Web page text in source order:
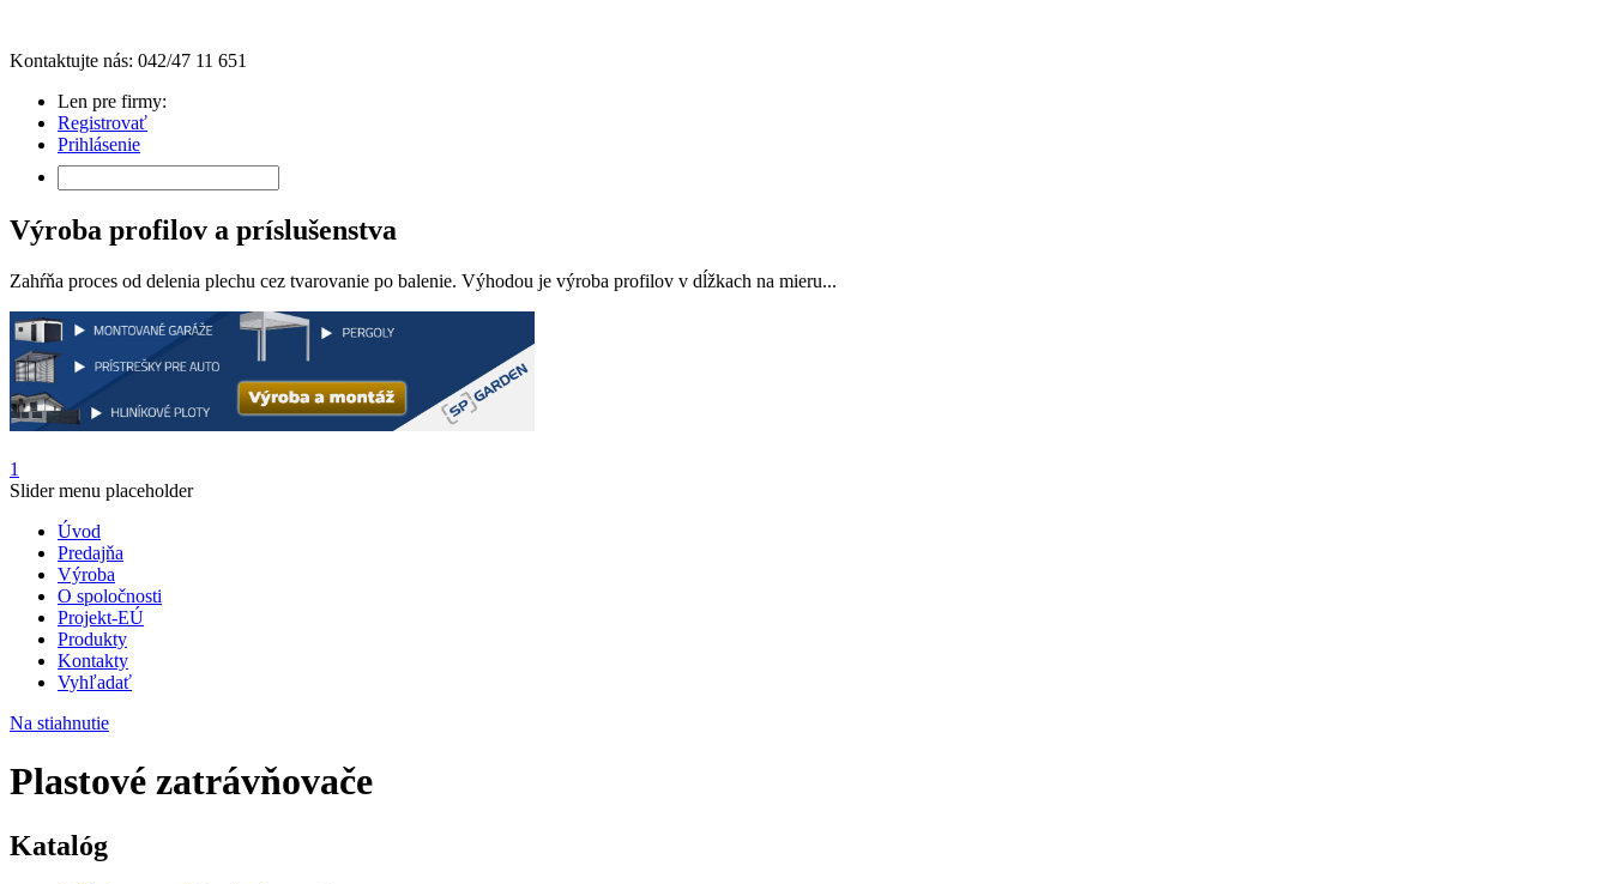
Kontaktujte nás: 042/47 11 651
Len pre firmy:
Registrovať
Prihlásenie
Výroba profilov a príslušenstva
Zahŕňa proces od delenia plechu cez tvarovanie po balenie. Výhodou je výroba profilov v dĺžkach na mieru...
1
Slider menu placeholder
Úvod
Predajňa
Výroba
O spoločnosti
Projekt-EÚ
Produkty
Kontakty
Vyhľadať
Na stiahnutie
Plastové zatrávňovače
Katalóg